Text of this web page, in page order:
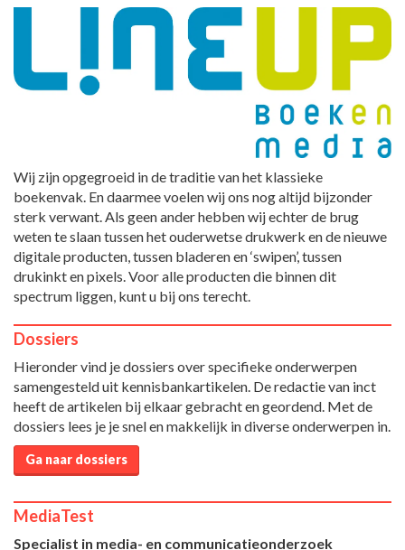
Wij zijn opgegroeid in de traditie van het klassieke
boekenvak. En daarmee voelen wij ons nog altijd bijzonder
sterk verwant. Als geen ander hebben wij echter de brug
weten te slaan tussen het ouderwetse drukwerk en de nieuwe
digitale producten, tussen bladeren en ‘swipen’, tussen
drukinkt en pixels. Voor alle producten die binnen dit
spectrum liggen, kunt u bij ons terecht.
Dossiers
Hieronder vind je dossiers over specifieke onderwerpen
samengesteld uit kennisbankartikelen. De redactie van inct
heeft de artikelen bij elkaar gebracht en geordend. Met de
dossiers lees je je snel en makkelijk in diverse onderwerpen in.
Ga naar dossiers
MediaTest
Specialist in media- en communicatieonderzoek